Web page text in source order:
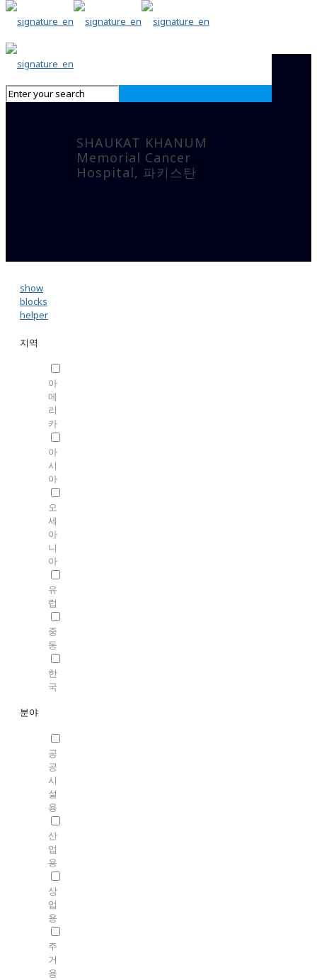
SHAUKAT KHANUM
Memorial Cancer
Hospital, 파키스탄
show
blocks
helper
지역
아
메
리
카
아
시
아
오
세
아
니
아
유
럽
중
동
한
국
분야
공
공
시
설
용
산
업
용
상
업
용
주
거
용